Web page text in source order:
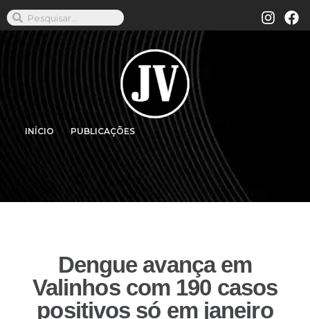
INÍCIO PUBLICAÇÕES
Dengue avança em
Valinhos com 190 casos
positivos só em janeiro